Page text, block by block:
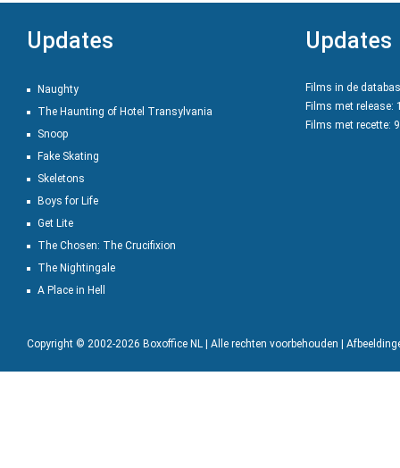
Updates
Naughty
The Haunting of Hotel Transylvania
Snoop
Fake Skating
Skeletons
Boys for Life
Get Lite
The Chosen: The Crucifixion
The Nightingale
A Place in Hell
Updates
Films in de
Films met release:
Films met recette:
Copyright © 2002-2026 Boxoffice NL | Alle rechten voorbehouden |